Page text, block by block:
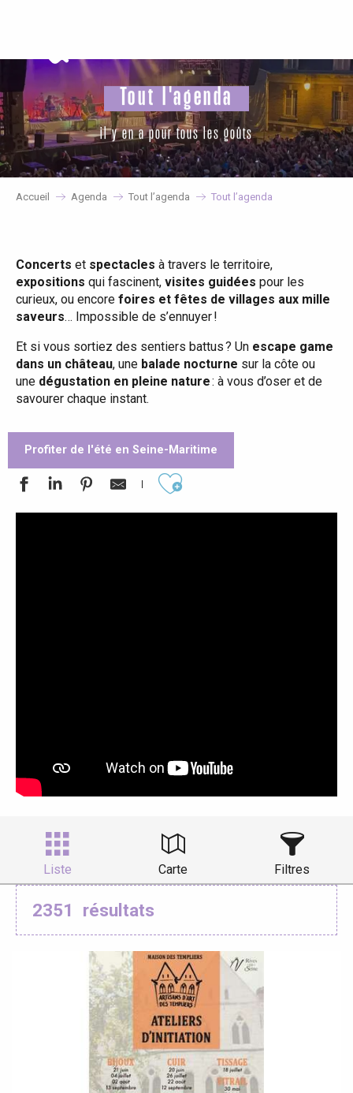
principal
Tout l'agenda
il y en a pour tous les goûts
Accueil Agenda Tout l’agenda Tout l’agenda
Concerts et spectacles à travers le territoire,
expositions qui fascinent, visites guidées pour les
curieux, ou encore foires et fêtes de villages aux mille
saveurs… Impossible de s’ennuyer !
Et si vous sortiez des sentiers battus ? Un escape game
dans un château, une balade nocturne sur la côte ou
une dégustation en pleine nature: à vous d’oser et de
savourer chaque instant.
Profiter de l'été en Seine-Maritime
Ajouter aux favoris
Liste Carte Filtres
2351 résultats